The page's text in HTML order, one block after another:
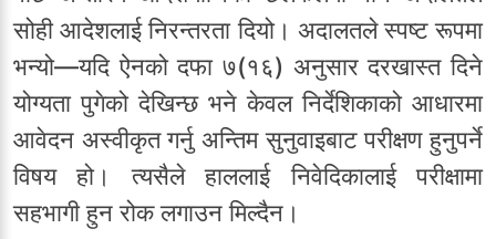
सोही आदेशलाई निरन्तरता दियो। अदालतले स्पष्ट रूपमा
भन्यो—यदि ऐनको दफा ७(१६) अनुसार दरखास्त दिने
योग्यता पुगेको देखिन्छ भने केवल निर्देशिकाको आधारमा
आवेदन अस्वीकृत गर्नु अन्तिम सुनुवाइबाट परीक्षण हुनुपर्ने
विषय हो। त्यसैले हाललाई निवेदिकालाई परीक्षामा
सहभागी हुन रोक लगाउन मिल्दैन।